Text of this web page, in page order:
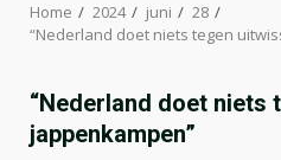
Home 2024 juni
28
“Nederland doet niets tegen
“Nederland doet niets
jappenkampen”